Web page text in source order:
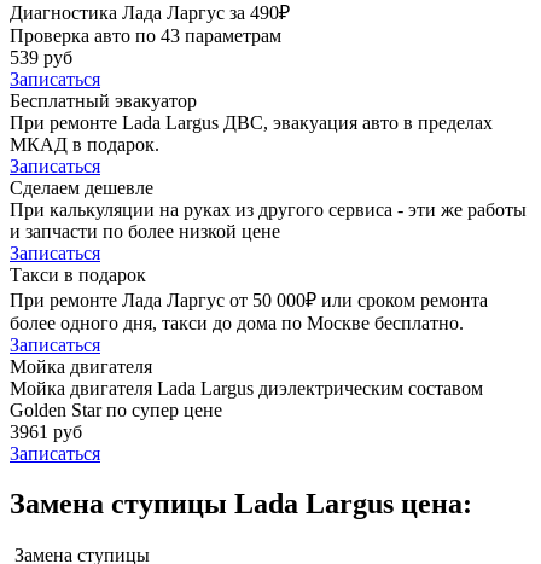
Диагностика Лада Ларгус за 490₽
Проверка авто по 43 параметрам
539 руб
Записаться
Бесплатный эвакуатор
При ремонте Lada Largus ДВС, эвакуация авто в пределах
МКАД в подарок.
Записаться
Сделаем дешевле
При калькуляции на руках из другого сервиса - эти же работы
и запчасти по более низкой цене
Записаться
Такси в подарок
При ремонте Лада Ларгус от 50 000₽ или сроком ремонта
более одного дня, такси до дома по Москве бесплатно.
Записаться
Мойка двигателя
Мойка двигателя Lada Largus диэлектрическим составом
Golden Star по супер цене
3961 руб
Записаться
Замена ступицы Lada Largus цена:
Замена ступицы